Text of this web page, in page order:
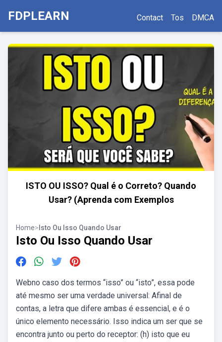
FDPLEARN Contact Tos DMCA
ISTO OU ISSO? Qual é o Correto? Quando
Usar? (Aprenda com Exemplos
Home> Isto Ou Isso Quando Usar
Isto Ou Isso Quando Usar
Webno caso dos termos “isso” ou “isto”, essa pode
até mesmo ser uma verdade universal: Afinal de
contas, a letra que difere ambas é essencial, e é o
único elemento necessário. Isso indica um ser que se
encontra junto ou perto do receptor: (h) isto que eu